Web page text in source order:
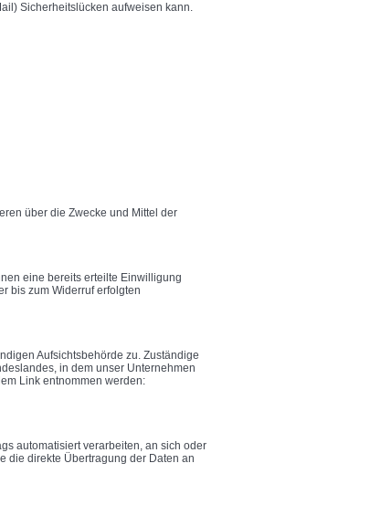
Sicherheitslücken aufweisen kann.
über die Zwecke und Mittel der
eine bereits erteilte Einwilligung
bis zum Widerruf erfolgten
Aufsichtsbehörde zu. Zuständige
in dem unser Unternehmen
Link entnommen werden:
automatisiert verarbeiten, an sich oder
die direkte Übertragung der Daten an